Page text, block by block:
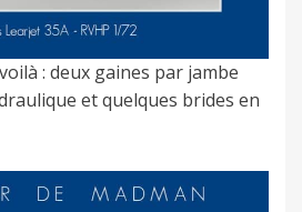
: deux gaines par jambe
et quelques brides en